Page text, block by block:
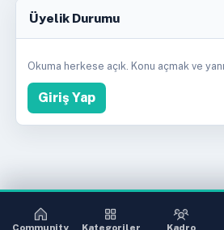
Community Kategoriler Kadro
Üyelik Durumu
Okuma herkese açık. Konu açmak ve
Giriş Yap